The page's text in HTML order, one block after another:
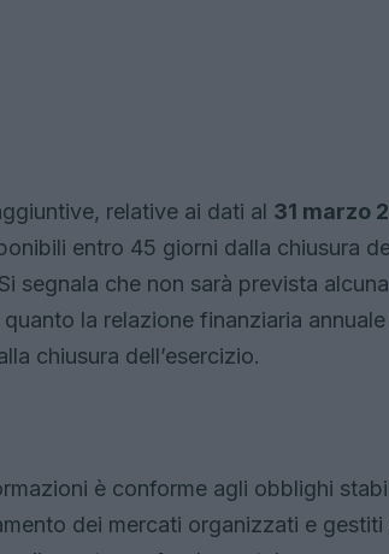
relative ai dati al 31 marzo
entro 45 giorni dalla chiusura
segnala che non sarà prevista alcuna
la relazione finanziaria
chiusura dell’esercizio.
è conforme agli obblighi
dei mercati organizzati e gestiti